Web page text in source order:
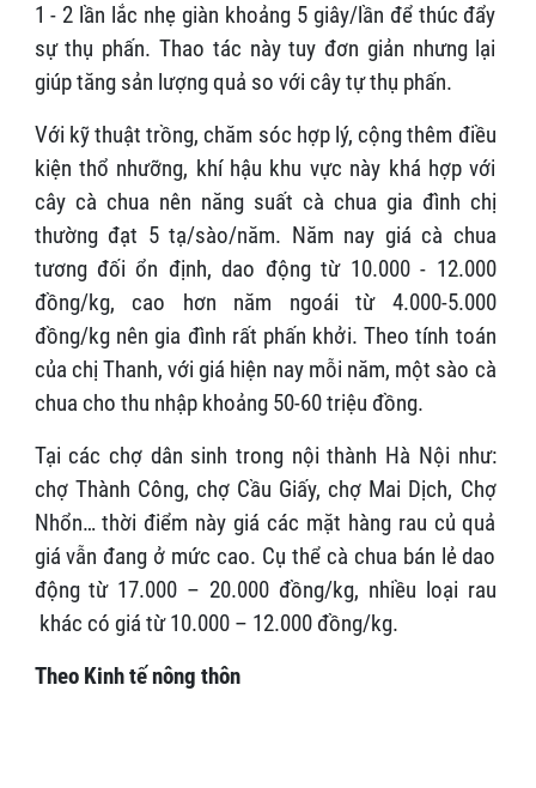
1 - 2 lần lắc nhẹ giàn khoảng 5 giây/lần để thúc đẩy
sự thụ phấn. Thao tác này tuy đơn giản nhưng lại
giúp tăng sản lượng quả so với cây tự thụ phấn.
Với kỹ thuật trồng, chăm sóc hợp lý, cộng thêm điều
kiện thổ nhưỡng, khí hậu khu vực này khá hợp với
cây cà chua nên năng suất cà chua gia đình chị
thường đạt 5 tạ/sào/năm. Năm nay giá cà chua
tương đối ổn định, dao động từ 10.000 - 12.000
đồng/kg, cao hơn năm ngoái từ 4.000-5.000
đồng/kg nên gia đình rất phấn khởi. Theo tính toán
của chị Thanh, với giá hiện nay mỗi năm, một sào cà
chua cho thu nhập khoảng 50-60 triệu đồng.
Tại các chợ dân sinh trong nội thành Hà Nội như:
chợ Thành Công, chợ Cầu Giấy, chợ Mai Dịch, Chợ
Nhổn… thời điểm này giá các mặt hàng rau củ quả
giá vẫn đang ở mức cao. Cụ thể cà chua bán lẻ dao
động từ 17.000 – 20.000 đồng/kg, nhiều loại rau
khác có giá từ 10.000 – 12.000 đồng/kg.
Theo Kinh tế nông thôn